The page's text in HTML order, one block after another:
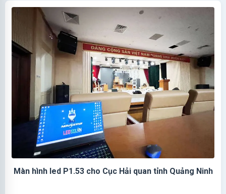
Màn hình led P1.53 cho Cục Hải quan tỉnh Quảng Ninh